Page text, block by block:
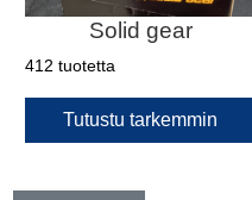
Solid gear
412 tuotetta
Tutustu tarkemmin